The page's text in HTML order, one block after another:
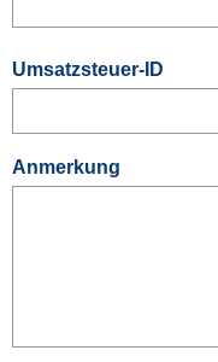
Umsatzsteuer-ID
Anmerkung